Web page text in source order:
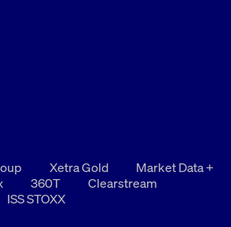
Xetra Gold
Market Data +
360T
Clearstream
ISS STOXX